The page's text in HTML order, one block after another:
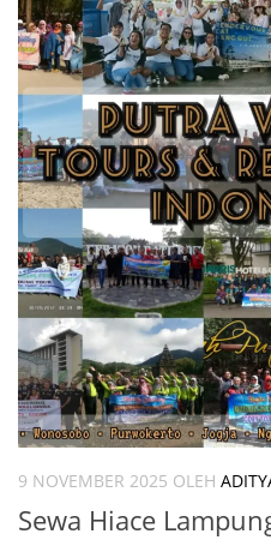
9 NOVEMBER 2025 OLEH
Sewa Hiace